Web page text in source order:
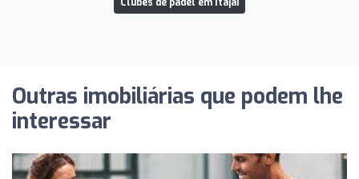
Outras imobiliárias que podem lhe
interessar